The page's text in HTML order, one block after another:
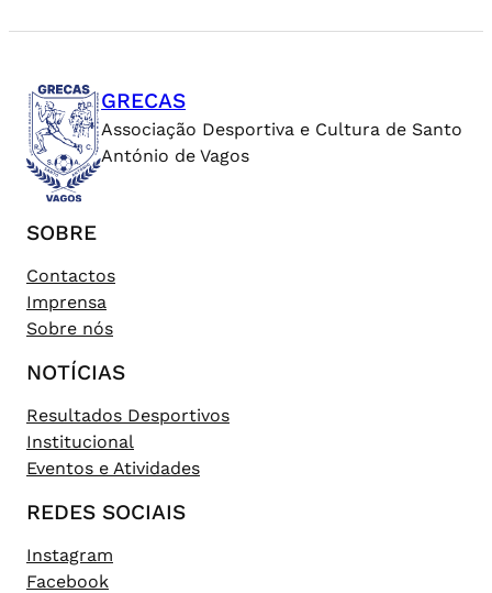
GRECAS
Associação Desportiva e Cultura de Santo
António de Vagos
SOBRE
Contactos
Imprensa
Sobre nós
NOTÍCIAS
Resultados Desportivos
Institucional
Eventos e Atividades
REDES SOCIAIS
Instagram
Facebook